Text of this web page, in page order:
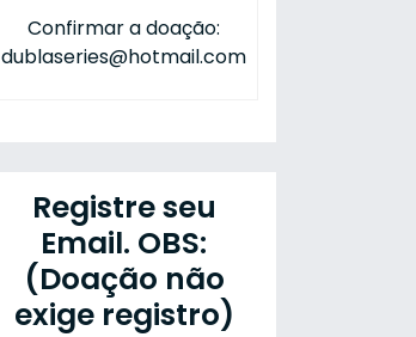
Confirmar a doação:
dublaseries@hotmail.com
Registre seu
Email. OBS:
(Doação não
exige registro)